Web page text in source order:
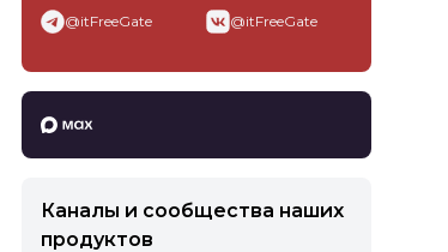
@itFreeGate @itFreeGate
Каналы и сообщества наших
продуктов